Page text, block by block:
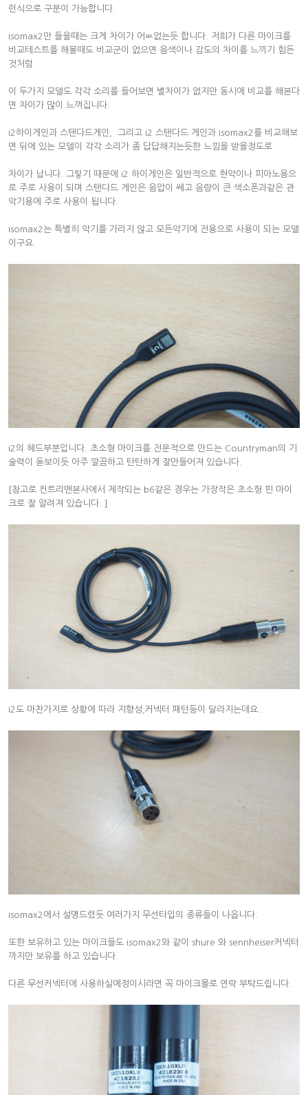
런식으로 구분이 가능합니다.
isomax2만 들을때는 크게 차이가 어ㅄ없는듯 합니다. 저희가 다른 마이크를
비교테스트를 해볼때도 비교군이 없으면 음색이나 감도의 차이를 느끼기 힘든
것처럼
이 두가지 모델도 각각 소리를 들어보면 별차이가 없지만 동시에 비교를 해본다
면 차이가 많이 느껴집니다.
i2하이게인과 스탠다드게인, 그리고 i2 스탠다드 게인과 isomax2를 비교해보
면 뒤에 있는 모델이 각각 소리가 좀 답답해지는듯한 느낌을 받을정도로
차이가 납니다. 그렇기 때문에 i2 하이게인은 일반적으로 현악이나 피아노용으
로 주로 사용이 되며 스탠다드 게인은 음압이 쎄고 음량이 큰 색소폰과같은 관
악기용에 주로 사용이 됩니다.
isomax2는 특별히 악기를 가리지 않고 모든악기에 전용으로 사용이 되는 모델
이구요.
i2의 헤드부분입니다. 초소형 마이크를 전문적으로 만드는 Countryman의 기
술력이 돋보이듯 아주 깔끔하고 탄탄하게 잘만들어져 있습니다.
[참고로 컨트리맨본사에서 제작되는 b6같은 경우는 가장작은 초소형 핀 마이
크로 잘 알려져 있습니다. ]
i2도 마찬가지로 상황에 따라 지향성,커넥터 패턴등이 달라지는데요..
isomax2에서 설명드렸듯 여러가지 무선타입의 종류들이 나옵니다.
또한 보유하고 있는 마이크들도 isomax2와 같이 shure 와 sennheiser커넥터
까지만 보유를 하고 있습니다.
다른 무선커넥터에 사용하실예정이시라면 꼭 마이크몰로 연락 부탁드립니다.